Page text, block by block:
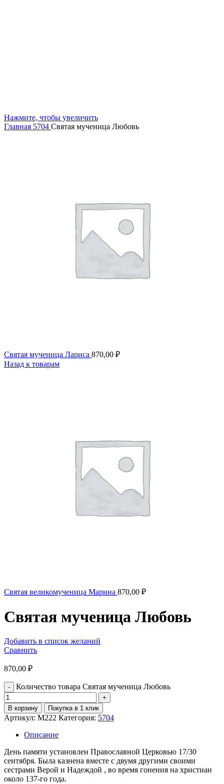
Нажмите, чтобы увеличить
Главная 5704 Святая мученица Любовь
Святая мученица Лариса 870,00 ₽
Назад к товарам
Святая великомученица Марина 870,00 ₽
Святая мученица Любовь
Добавить в список желаний
Сравнить
870,00 ₽
Количество товара Святая мученица Любовь
В корзину Покупка в 1 клик
Артикул: М222 Категория: 5704
Описание
День памяти установлен Православной Церковью 17/30
сентября. Была казнена вместе с двумя другими своими
сестрами Верой и Надеждой , во время гонения на христиан
около 137-го года.